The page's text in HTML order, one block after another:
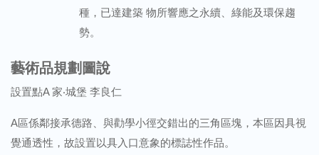
種，已達建築 物所響應之永續、綠能及環保趨
勢。
藝術品規劃圖說
設置點A 家‧城堡 李良仁
A區係鄰接承德路、與勸學小徑交錯出的三角區塊，本區因具視
覺通透性，故設置以具入口意象的標誌性作品。